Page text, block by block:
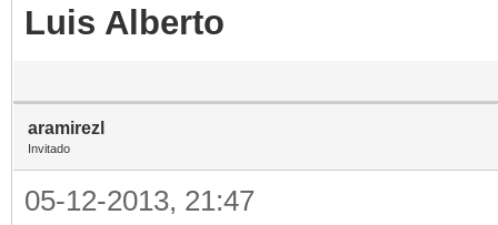
Luis Alberto
aramirezl
Invitado
05-12-2013, 21:47